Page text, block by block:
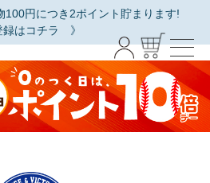
100円につき2ポイント貯まります!
録はコチラ 》